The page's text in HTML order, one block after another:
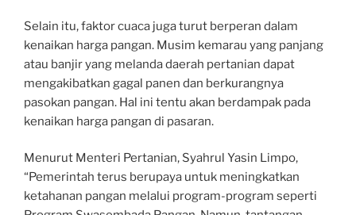
Selain itu, faktor cuaca juga turut berperan dalam
kenaikan harga pangan. Musim kemarau yang panjang
atau banjir yang melanda daerah pertanian dapat
mengakibatkan gagal panen dan berkurangnya
pasokan pangan. Hal ini tentu akan berdampak pada
kenaikan harga pangan di pasaran.
Menurut Menteri Pertanian, Syahrul Yasin Limpo,
“Pemerintah terus berupaya untuk meningkatkan
ketahanan pangan melalui program-program seperti